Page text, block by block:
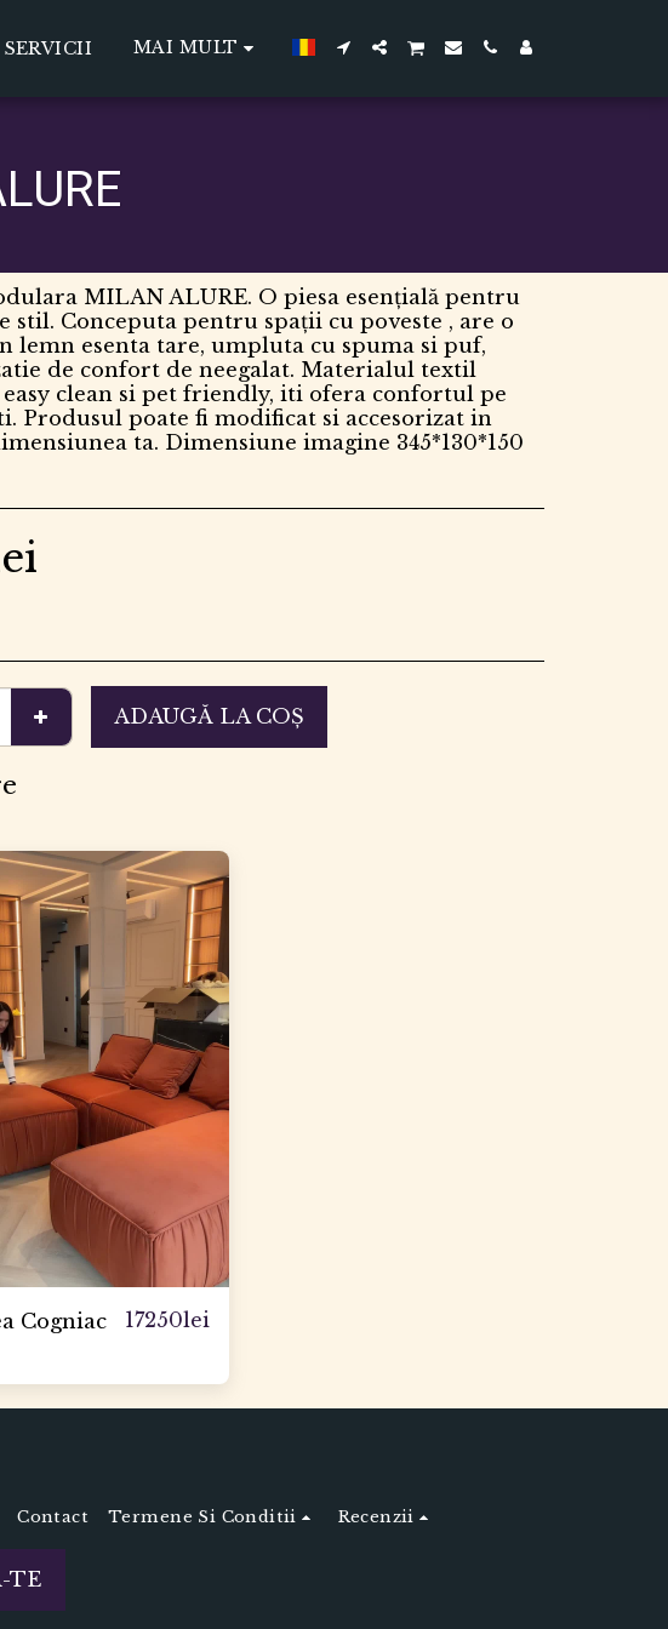
SERVICII MAI MULT
MILAN ALURE. O piesa esențială pentru
stil. Conceputa pentru spații cu poveste , are o
lemn esenta tare, umpluta cu spuma si puf,
de confort de neegalat. Materialul textil
clean si pet friendly, iti ofera confortul pe
Produsul poate fi modificat si accesorizat in
ta. Dimensiune imagine 345*130*150
ADAUGĂ LA COŞ
Cogniac 17250lei
Contact Termene Si Conditii Recenzii
TE